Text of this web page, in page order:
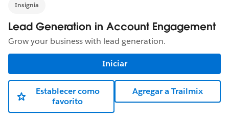
Insignia
Lead Generation in Account Engagement
Grow your business with lead generation.
Iniciar
Establecer como
favorito
Agregar a Trailmix